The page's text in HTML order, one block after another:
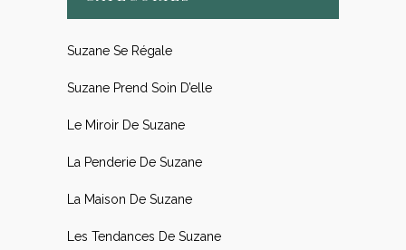
Suzane Se Régale
Suzane Prend Soin D’elle
Le Miroir De Suzane
La Penderie De Suzane
La Maison De Suzane
Les Tendances De Suzane